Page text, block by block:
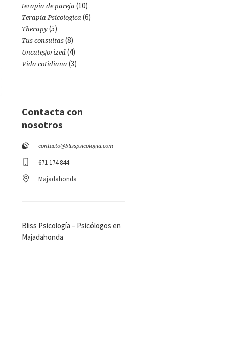
terapia de pareja(10)
Terapia Psicologica(6)
Therapy(5)
Tus consultas(8)
Uncategorized(4)
Vida cotidiana(3)
Contacta con
nosotros
contacto@blisspsicologia.com
671 174 844
Majadahonda
Bliss Psicología – Psicólogos en
Majadahonda